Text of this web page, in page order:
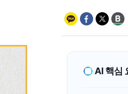
AI 핵심